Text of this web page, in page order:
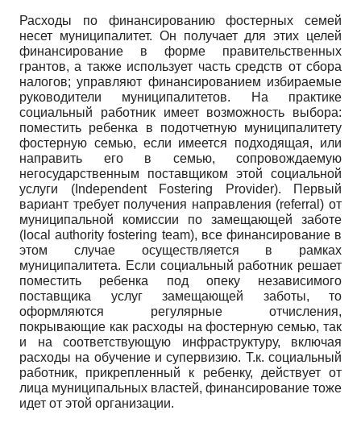
Расходы по финансированию фостерных семей
несет муниципалитет. Он получает для этих целей
финансирование в форме правительственных
грантов, а также использует часть средств от сбора
налогов; управляют финансированием избираемые
руководители муниципалитетов. На практике
социальный работник имеет возможность выбора:
поместить ребенка в подотчетную муниципалитету
фостерную семью, если имеется подходящая, или
направить его в семью, сопровождаемую
негосударственным поставщиком этой социальной
услуги (Independent Fostering Provider). Первый
вариант требует получения направления (referral) от
муниципальной комиссии по замещающей заботе
(local authority fostering team), все финансирование в
этом случае осуществляется в рамках
муниципалитета. Если социальный работник решает
поместить ребенка под опеку независимого
поставщика услуг замещающей заботы, то
оформляются регулярные отчисления,
покрывающие как расходы на фостерную семью, так
и на соответствующую инфраструктуру, включая
расходы на обучение и супервизию. Т.к. социальный
работник, прикрепленный к ребенку, действует от
лица муниципальных властей, финансирование тоже
идет от этой организации.